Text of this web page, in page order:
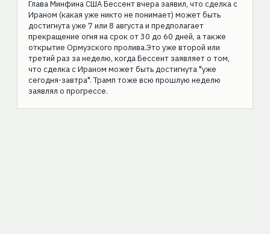
Глава Минфина США Бессент вчера заявил, что сделка с
Ираном (какая уже никто не понимает) может быть
достигнута уже 7 или 8 августа и предполагает
прекращение огня на срок от 30 до 60 дней, а также
открытие Ормузского пролива.Это уже второй или
третий раз за неделю, когда Бессент заявляет о том,
что сделка с Ираном может быть достигнута "уже
сегодня-завтра". Трамп тоже всю прошлую неделю
заявлял о прогрессе.